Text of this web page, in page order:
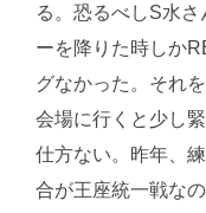
る。恐るべしS水
ーを降りた時しか
グなかった。それ
会場に行くと少し
仕方ない。昨年、
合が王座統一戦な